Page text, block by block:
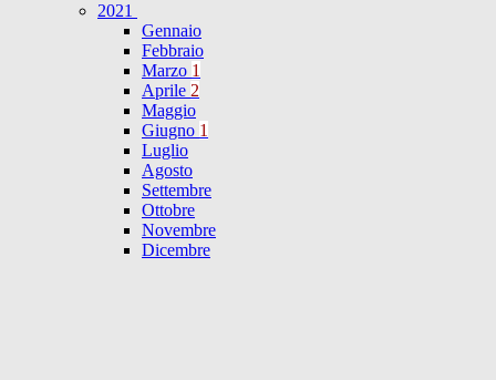
2021
Gennaio
Febbraio
Marzo 1
Aprile 2
Maggio
Giugno 1
Luglio
Agosto
Settembre
Ottobre
Novembre
Dicembre